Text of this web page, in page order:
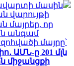
ավարտի մասին
վարույթի
մայրեր, որ
անգամ
մայրը՝
ԱՄՆ-ը 201 մլն
միջանցքի